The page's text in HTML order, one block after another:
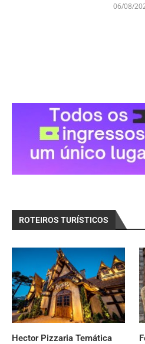
06/08/
ROTEIROS TURÍSTICOS
Hector Pizzaria Temática